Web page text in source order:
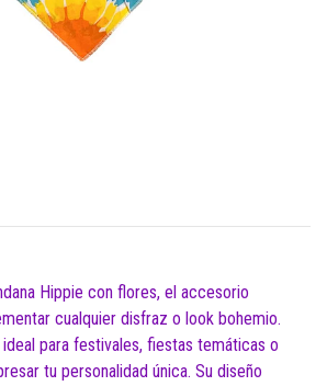
Hippie con flores, el accesorio
cualquier disfraz o look bohemio.
para festivales, fiestas temáticas o
tu personalidad única. Su diseño